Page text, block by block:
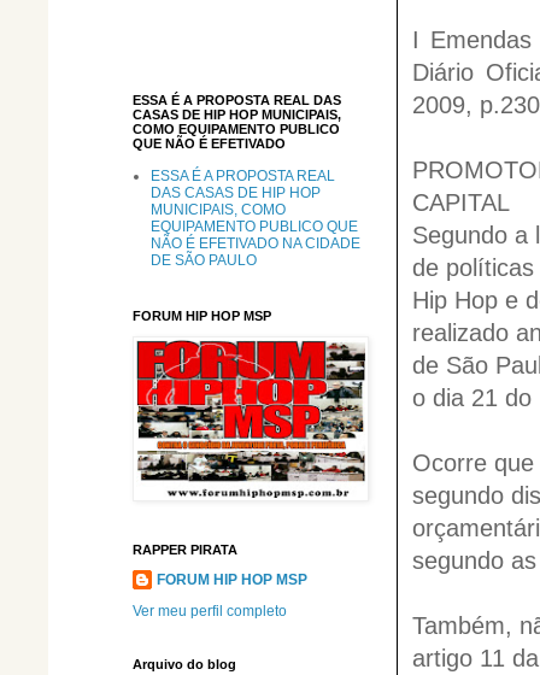
I
Diário
2009,
CAPITAL
Segundo a
de
Hip Hop e
realizado
de São
o dia 21
Ocorre
segundo
segundo
Também,
artigo 11
ESSA É A PROPOSTA REAL DAS
CASAS DE HIP HOP MUNICIPAIS,
COMO EQUIPAMENTO PUBLICO
QUE NÃO É EFETIVADO
ESSA É A PROPOSTA REAL
DAS CASAS DE HIP HOP
MUNICIPAIS, COMO
EQUIPAMENTO PUBLICO QUE
NÃO É EFETIVADO NA CIDADE
DE SÃO PAULO
FORUM HIP HOP MSP
RAPPER PIRATA
FORUM HIP HOP MSP
Ver meu perfil completo
Arquivo do blog